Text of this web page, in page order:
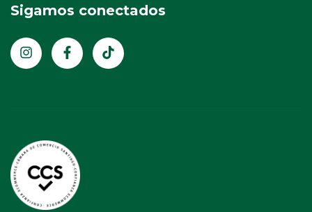
Sigamos conectados